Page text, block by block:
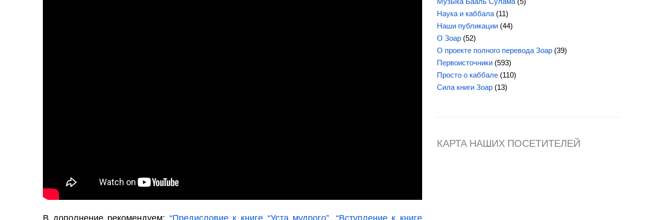
В дополнение рекомендуем: “Предисловие к книге “Уста мудрого” “Вступление к книге
Наука и каббала (11)
Наши публикации (44)
О Зоар (52)
О проекте полного перевода Зоар (39)
Первоисточники (593)
Просто о каббале (110)
Сила книги Зоар (13)
КАРТА НАШИХ ПОСЕТИТЕЛЕЙ